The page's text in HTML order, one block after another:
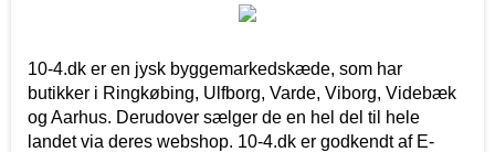
10-4.dk er en jysk byggemarkedskæde, som har
butikker i Ringkøbing, Ulfborg, Varde, Viborg, Videbæk
og Aarhus. Derudover sælger de en hel del til hele
landet via deres webshop. 10-4.dk er godkendt af E-